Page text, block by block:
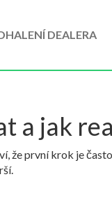
DEALERA
a jak
že první krok je